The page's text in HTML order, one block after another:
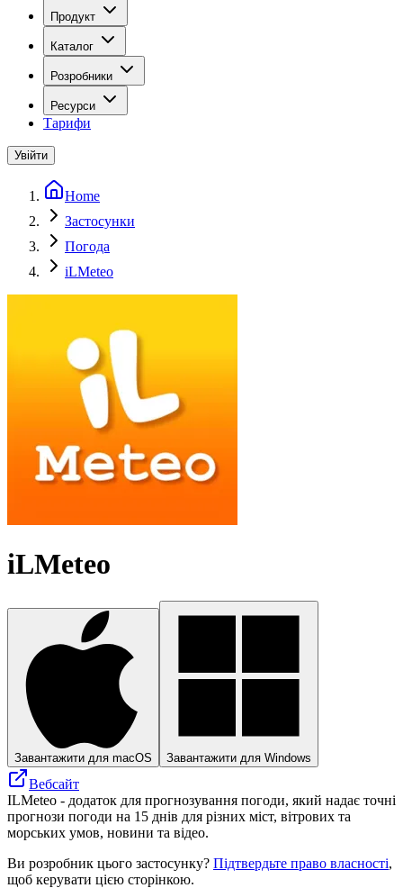
Продукт
Каталог
Розробники
Ресурси
Тарифи
Увійти
Home
Застосунки
Погода
iLMeteo
iLMeteo
Завантажити для macOS Завантажити для Windows
Вебсайт
ILMeteo - додаток для прогнозування погоди, який надає точні
прогнози погоди на 15 днів для різних міст, вітрових та
морських умов, новини та відео.
Ви розробник цього застосунку? Підтвердьте право власності,
щоб керувати цією сторінкою.